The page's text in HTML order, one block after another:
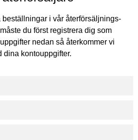
beställningar i vår återförsäljnings-
du först registrera dig som
nedan så återkommer vi
dina kontouppgifter.